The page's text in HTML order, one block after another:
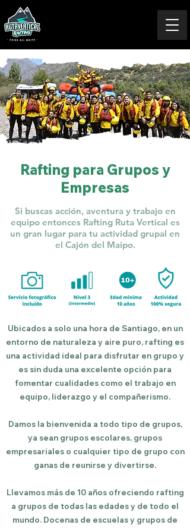
Rafting para Grupos y
Empresas
Si buscas acción, aventura y trabajo en
equipo entonces Rafting Ruta Vertical es
un gran lugar para tu actividad grupal en
el Cajón del Maipo.
Ubicados a solo una hora de Santiago, en un
entorno de naturaleza y aire puro, rafting es
una actividad ideal para disfrutar en grupo y
es sin duda una excelente opción para
fomentar cualidades como el trabajo en
equipo, liderazgo y el compañerismo.
Damos la bienvenida a todo tipo de grupos,
ya sean grupos escolares, grupos
empresariales o cualquier tipo de grupo con
ganas de reunirse y divertirse.
Llevamos más de 10 años ofreciendo rafting
a grupos de todas las edades y de todo el
mundo. Docenas de escuelas y grupos de